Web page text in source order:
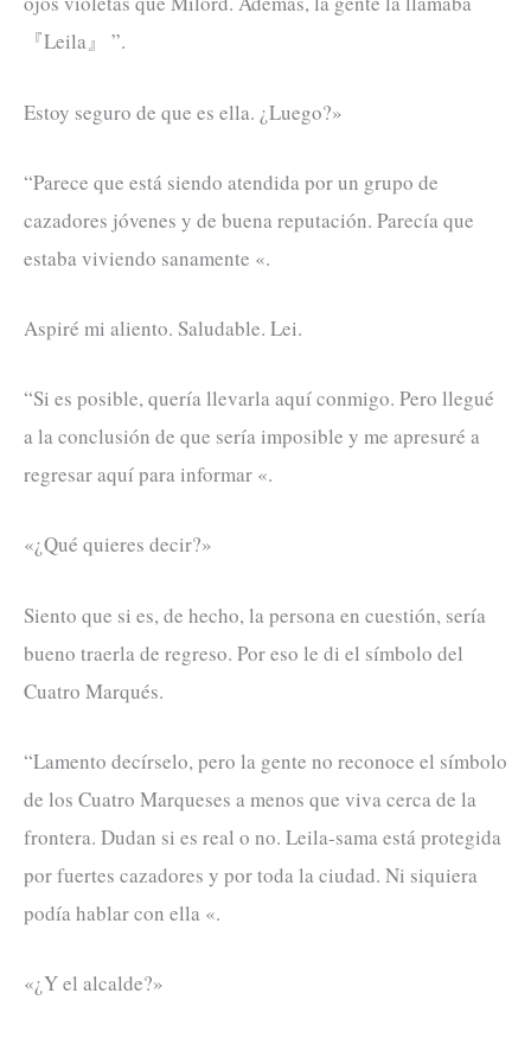
『Leila』 ”.
Estoy seguro de que es ella. ¿Luego?»
“Parece que está siendo atendida por un grupo de
cazadores jóvenes y de buena reputación. Parecía que
estaba viviendo sanamente «.
Aspiré mi aliento. Saludable. Lei.
“Si es posible, quería llevarla aquí conmigo. Pero llegué
a la conclusión de que sería imposible y me apresuré a
regresar aquí para informar «.
«¿Qué quieres decir?»
Siento que si es, de hecho, la persona en cuestión, sería
bueno traerla de regreso. Por eso le di el símbolo del
Cuatro Marqués.
“Lamento decírselo, pero la gente no reconoce el símbolo
de los Cuatro Marqueses a menos que viva cerca de la
frontera. Dudan si es real o no. Leila-sama está protegida
por fuertes cazadores y por toda la ciudad. Ni siquiera
podía hablar con ella «.
«¿Y el alcalde?»